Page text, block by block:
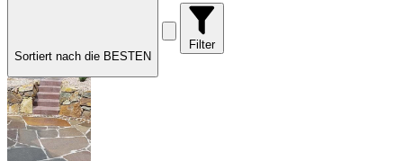
Sortiert nach die BESTEN
Filter